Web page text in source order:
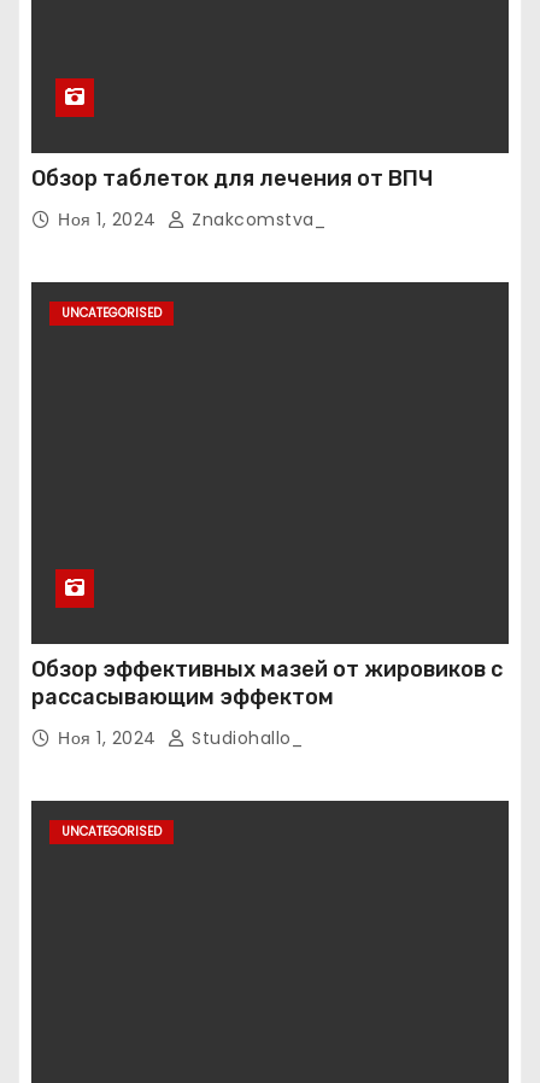
Обзор таблеток для лечения от ВПЧ
Ноя 1, 2024 Znakcomstva_
UNCATEGORISED
Обзор эффективных мазей от жировиков с
рассасывающим эффектом
Ноя 1, 2024 Studiohallo_
UNCATEGORISED